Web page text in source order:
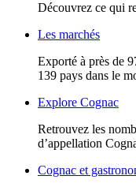
Découvrez ce qui
Les marchés
Exporté à près de
139 pays dans le
Explore Cognac
Retrouvez les
d’appellation
Cognac et